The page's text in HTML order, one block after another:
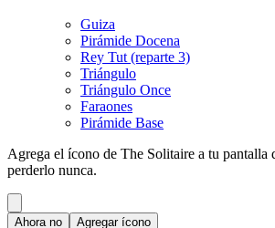
Guiza
Pirámide Docena
Rey Tut (reparte 3)
Triángulo
Triángulo Once
Faraones
Pirámide Base
Agrega el ícono de The Solitaire a tu pantalla
perderlo nunca.
Ahora no Agregar ícono